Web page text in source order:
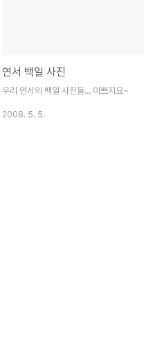
연서 백일 사진
우리 연서의 백일 사진들... 이쁘지요~
2008. 5. 5.